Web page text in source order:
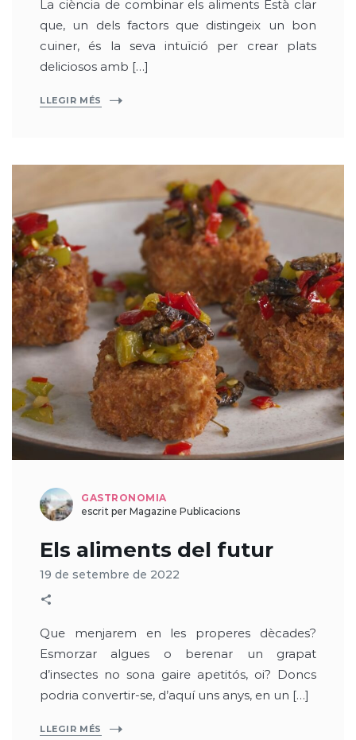
La ciència de combinar els aliments Està clar
que, un dels factors que distingeix un bon
cuiner, és la seva intuïció per crear plats
deliciosos amb […]
LLEGIR MÉS
GASTRONOMIA
escrit per Magazine Publicacions
Els aliments del futur
19 de setembre de 2022
Que menjarem en les properes dècades?
Esmorzar algues o berenar un grapat
d’insectes no sona gaire apetitós, oi? Doncs
podria convertir-se, d’aquí uns anys, en un […]
LLEGIR MÉS